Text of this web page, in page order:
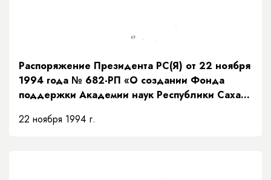
Распоряжение Президента РС(Я) от 22 ноября
1994 года № 682-РП «О создании Фонда
поддержки Академии наук Республики Саха
22 ноября 1994 г.